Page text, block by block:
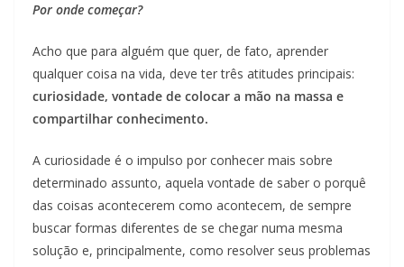
Por onde começar?
Acho que para alguém que quer, de fato, aprender
qualquer coisa na vida, deve ter três atitudes principais:
curiosidade, vontade de colocar a mão na massa e
compartilhar conhecimento.
A curiosidade é o impulso por conhecer mais sobre
determinado assunto, aquela vontade de saber o porquê
das coisas acontecerem como acontecem, de sempre
buscar formas diferentes de se chegar numa mesma
solução e, principalmente, como resolver seus problemas